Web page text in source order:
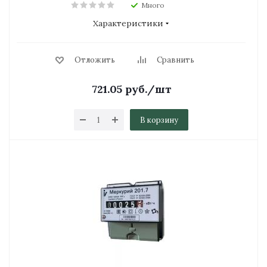
Много
Характеристики
Отложить Сравнить
721.05руб./шт
В корзину